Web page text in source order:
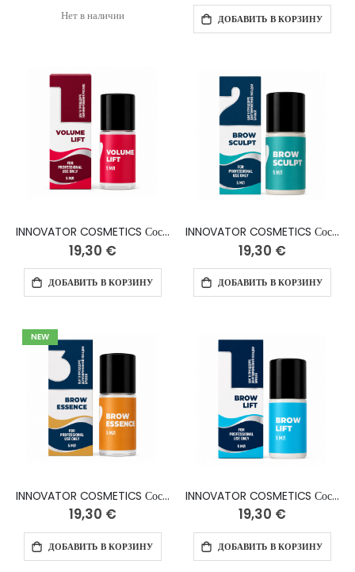
Нет в наличии ДОБАВИТЬ В КОРЗИНУ
INNOVATOR COSMETICS Состав №1 для ламинирования ресниц и бровей «Volume Lift», 5 мл
19,30 €
ДОБАВИТЬ В КОРЗИНУ
INNOVATOR COSMETICS Состав №2 для ламинирования бровей «Brow Sculpt», 5 мл
19,30 €
ДОБАВИТЬ В КОРЗИНУ
NEW
INNOVATOR COSMETICS Состав №3 для ламинирования бровей "Brow Essence", 5 мл
19,30 €
ДОБАВИТЬ В КОРЗИНУ
INNOVATOR COSMETICS Состав №1 для ламинирования бровей «Brow Lift», 5 мл
19,30 €
ДОБАВИТЬ В КОРЗИНУ